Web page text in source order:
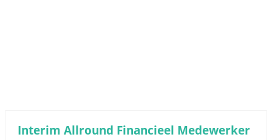
Interim Allround Financieel Medewerker